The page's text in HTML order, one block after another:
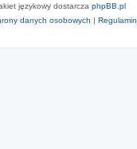
językowy dostarcza phpBB.pl
danych osobowych | Regulamin